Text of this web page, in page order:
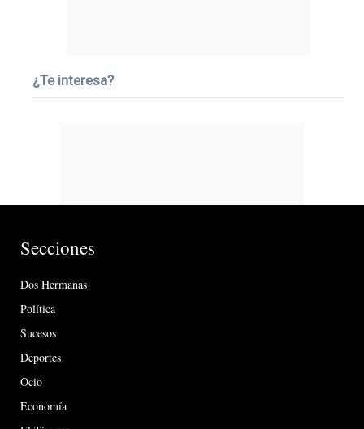
¿Te interesa?
Secciones
Dos Hermanas
Política
Sucesos
Deportes
Ocio
Economía